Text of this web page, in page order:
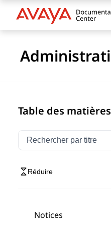
Table des matières
Filtrer la navigation
Saisissez pour filtrer
Réduire
Notices